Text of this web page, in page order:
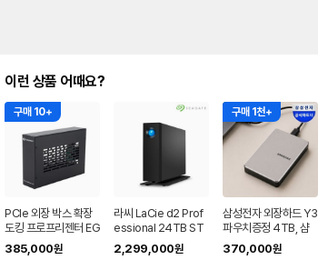
이런 상품 어때요?
구매 10+
PCIe 외장 박스 확장
도킹 프로프리젠터 EG
PU 맥 교회 자막기 프
프독 PP-DOCK
385,000원
라씨 LaCie d2 Prof
essional 24TB ST
HA24000800
2,299,000원
구매 1천+
삼성전자 외장하드 Y3
파우치증정 4TB, 샴
페인 골드
370,000원